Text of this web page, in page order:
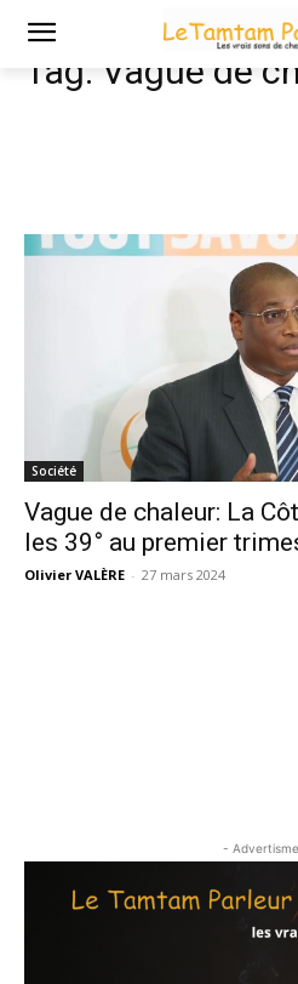
Tags Vague de chaleur
Tag: Vague de
Société
Vague de chaleur: La
les 39° au premier
Olivier VALÈRE - 27 mars 2024
-